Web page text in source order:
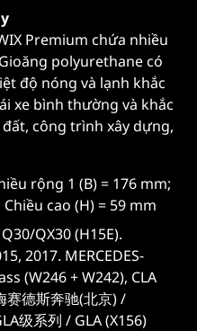
Premium chứa nhiều
polyurethane có
độ nóng và lạnh khắc
xe bình thường và khắc
công trình xây dựng,
rộng 1 (B) = 176 mm;
cao (H) = 59 mm
QX30 (H15E).
2017. MERCEDES-
(W246 + W242), CLA
赛德斯奔驰(北京) /
级系列 / GLA (X156)